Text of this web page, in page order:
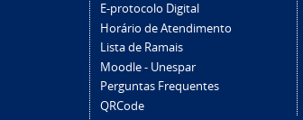
E-protocolo Digital
Horário de Atendimento
Lista de Ramais
Moodle - Unespar
Perguntas Frequentes
QRCode